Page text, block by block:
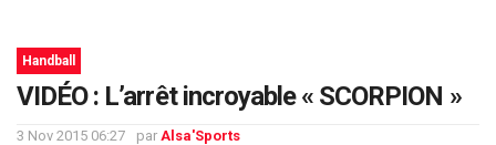
Handball
VIDÉO : L’arrêt incroyable « SCORPION »
3 Nov 2015 06:27 par Alsa'Sports